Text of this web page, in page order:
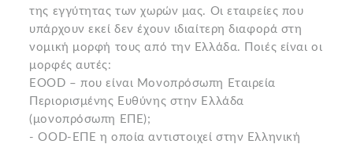
της εγγύτητας των χωρών μας. Οι εταιρείες που
υπάρχουν εκεί δεν έχουν ιδιαίτερη διαφορά στη
νομική μορφή τους από την Ελλάδα. Ποιές είναι οι
μορφές αυτές:
EOOD – που είναι Μονοπρόσωπη Εταιρεία
Περιορισμένης Ευθύνης στην Ελλάδα
(μονοπρόσωπη ΕΠΕ);
- OOD-ΕΠΕ η οποία αντιστοιχεί στην Ελληνική